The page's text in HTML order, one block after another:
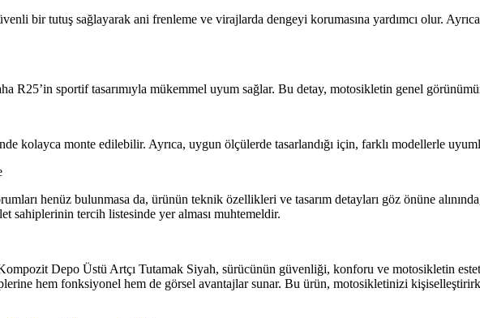
bir tutuş sağlayarak ani frenleme ve virajlarda dengeyi korumasına yardımcı olur.
R25’in sportif tasarımıyla mükemmel uyum sağlar. Bu detay, motosikletin genel
kolayca monte edilebilir. Ayrıca, uygun ölçülerde tasarlandığı için, farklı modellerle
henüz bulunmasa da, ürünün teknik özellikleri ve tasarım detayları göz önüne
sahiplerinin tercih listesinde yer alması muhtemeldir.
Depo Üstü Artçı Tutamak Siyah, sürücünün güvenliği, konforu ve motosikletin
hem fonksiyonel hem de görsel avantajlar sunar. Bu ürün, motosikletinizi